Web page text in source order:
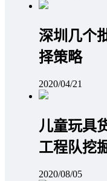
深圳几个
择策略
2020/04/21
儿童玩具
工程队挖
2020/08/05